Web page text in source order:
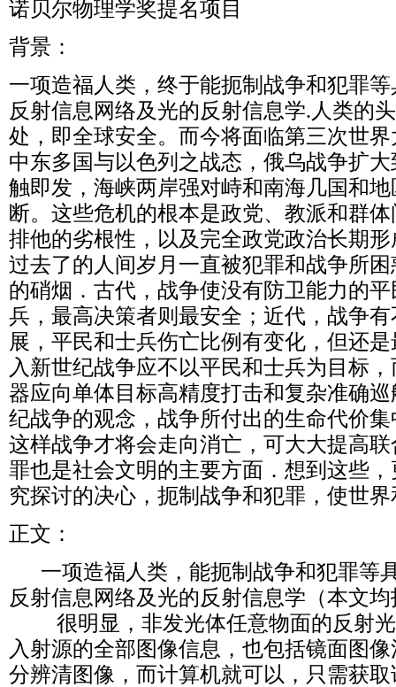
诺贝尔物理学奖提名项目
背景：
一项造福人类，终于能扼制战争和犯罪
反射信息网络及光的反射信息学.人类的
处，即全球安全。而今将面临第三次世
中东多国与以色列之战态，俄乌战争扩
触即发，海峡两岸强对峙和南海几国和
断。这些危机的根本是政党、教派和群
排他的劣根性，以及完全政党政治长期
过去了的人间岁月一直被犯罪和战争所
的硝烟．古代，战争使没有防卫能力的
兵，最高决策者则最安全；近代，战争
展，平民和士兵伤亡比例有变化，但还
入新世纪战争应不以平民和士兵为目标
器应向单体目标高精度打击和复杂准确
纪战争的观念，战争所付出的生命代价
这样战争才将会走向消亡，可大大提高
罪也是社会文明的主要方面．想到这些
究探讨的决心，扼制战争和犯罪，使世
正文：
一项造福人类，能扼制战争和犯罪等
反射信息网络及光的反射信息学（本文
很明显，非发光体任意物面的反射光
入射源的全部图像信息，也包括镜面图
分辨清图像，而计算机就可以，只需获